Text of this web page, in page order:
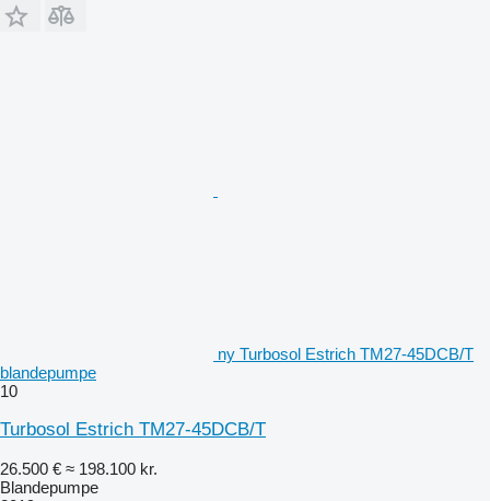
ny Turbosol Estrich TM27-45DCB/T
blandepumpe
10
Turbosol Estrich TM27-45DCB/T
26.500 € ≈ 198.100 kr.
Blandepumpe